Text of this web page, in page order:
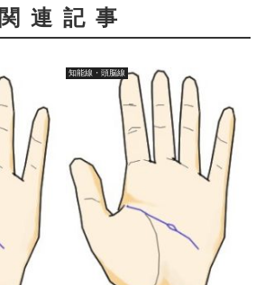
関連記事
知能線・頭脳線